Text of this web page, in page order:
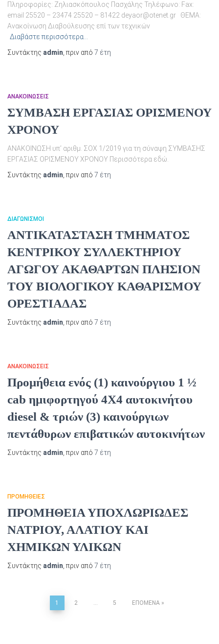
Πληροφορίες: Ζηλιασκόπουλος Πασχάλης Τηλέφωνο: Fax:
email 25520 – 23474 25520 – 81422 deyaor@otenet.gr ΘΕΜΑ:
Ανακοίνωση Διαβούλευσης επί των τεχνικών
Διαβάστε περισσότερα…
Συντάκτης admin , πριν από 7 έτη
ΑΝΑΚΟΙΝΏΣΕΙΣ
ΣΥΜΒΑΣΗ ΕΡΓΑΣΙΑΣ ΟΡΙΣΜΕΝΟΥ
ΧΡΟΝΟΥ
ΑΝΑΚΟΙΝΩΣΗ υπ’ αριθμ. ΣΟΧ 1/2019 για τη σύναψη ΣΥΜΒΑΣΗΣ
ΕΡΓΑΣΙΑΣ ΟΡΙΣΜΕΝΟΥ ΧΡΟΝΟΥ Περισσότερα εδώ.
Συντάκτης admin , πριν από 7 έτη
ΔΙΑΓΩΝΙΣΜΟΊ
ΑΝΤΙΚΑΤΑΣΤΑΣΗ ΤΜΗΜΑΤΟΣ
ΚΕΝΤΡΙΚΟΥ ΣΥΛΛΕΚΤΗΡΙΟΥ
ΑΓΩΓΟΥ ΑΚΑΘΑΡΤΩΝ ΠΛΗΣΙΟΝ
ΤΟΥ ΒΙΟΛΟΓΙΚΟΥ ΚΑΘΑΡΙΣΜΟΥ
ΟΡΕΣΤΙΑΔΑΣ
Συντάκτης admin , πριν από 7 έτη
ΑΝΑΚΟΙΝΏΣΕΙΣ
Προμήθεια ενός (1) καινούργιου 1 ½
cab ημιφορτηγού 4Χ4 αυτοκινήτου
diesel & τριών (3) καινούργιων
πεντάθυρων επιβατικών αυτοκινήτων
Συντάκτης admin , πριν από 7 έτη
ΠΡΟΜΉΘΕΙΕΣ
ΠΡΟΜΗΘΕΙΑ ΥΠΟΧΛΩΡΙΩΔΕΣ
ΝΑΤΡΙΟΥ, ΑΛΑΤΙΟΥ ΚΑΙ
ΧΗΜΙΚΩΝ ΥΛΙΚΩΝ
Συντάκτης admin , πριν από 7 έτη
Σελιδοποίηση
1 2 … 5 ΕΠΌΜΕΝΑ